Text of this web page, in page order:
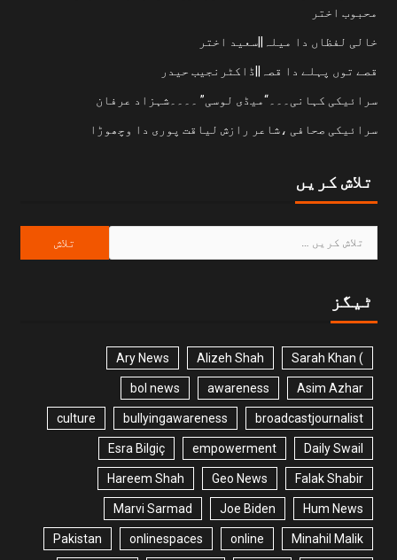
محبوب اختر
خالی لفظاں دا میلہ||سعید اختر
قصے توں پہلے دا قصہ||ڈاکٹرنجیب حیدر
سرائیکی کہانی۔۔۔“میڈی لوسی” ۔۔۔۔شہزاد عرفان
سرائیکی صحافی ،شاعر رازش لیاقت پوری دا وچھوڑا
تلاش کریں
ٹیگز
) Sarah Khan
Alizeh Shah
Ary News
Asim Azhar
awareness
bol news
broadcastjournalist
bullyingawareness
culture
Daily Swail
empowerment
Esra Bilgiç
Falak Shabir
Geo News
Hareem Shah
Hum News
Joe Biden
Marvi Sarmad
Minahil Malik
online
onlinespaces
Pakistan